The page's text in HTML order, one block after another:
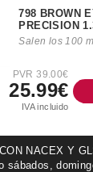
798 BROWN
PRECISION
Salen los 100
PVR 39.00€
25.99€
IVA incluido
NACEX Y
sábados,